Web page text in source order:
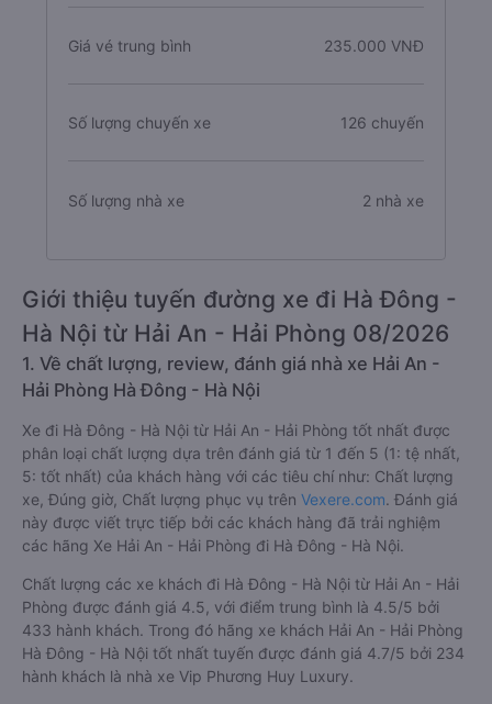
Giá vé trung bình 235.000 VNĐ
Số lượng chuyến xe 126 chuyến
Số lượng nhà xe 2 nhà xe
Giới thiệu tuyến đường xe đi Hà Đông -
Hà Nội từ Hải An - Hải Phòng 08/2026
1. Về chất lượng, review, đánh giá nhà xe Hải An -
Hải Phòng Hà Đông - Hà Nội
Xe đi Hà Đông - Hà Nội từ Hải An - Hải Phòng tốt nhất được
phân loại chất lượng dựa trên đánh giá từ 1 đến 5 (1: tệ nhất,
5: tốt nhất) của khách hàng với các tiêu chí như: Chất lượng
xe, Đúng giờ, Chất lượng phục vụ trên Vexere.com. Đánh giá
này được viết trực tiếp bởi các khách hàng đã trải nghiệm
các hãng Xe Hải An - Hải Phòng đi Hà Đông - Hà Nội.
Chất lượng các xe khách đi Hà Đông - Hà Nội từ Hải An - Hải
Phòng được đánh giá 4.5, với điểm trung bình là 4.5/5 bởi
433 hành khách. Trong đó hãng xe khách Hải An - Hải Phòng
Hà Đông - Hà Nội tốt nhất tuyến được đánh giá 4.7/5 bởi 234
hành khách là nhà xe Vip Phương Huy Luxury.